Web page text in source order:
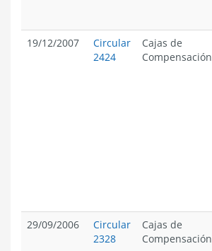
19/12/2007
Circular
2424
Cajas de
Compensación
29/09/2006
Circular
2328
Cajas de
Compensación